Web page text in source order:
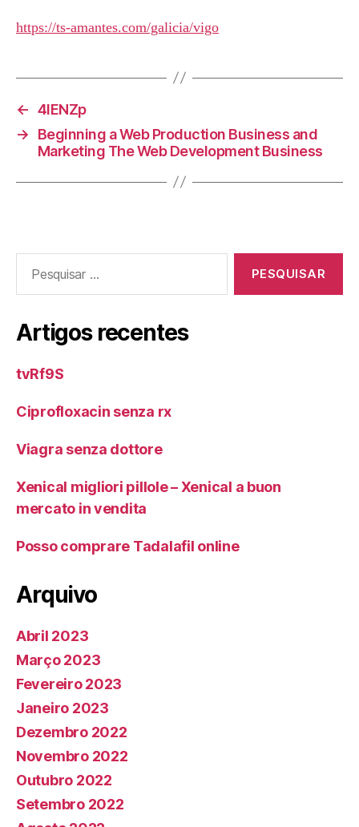
https://ts-amantes.com/galicia/vigo
← 4lENZp
→
Beginning a Web Production Business and
Marketing The Web Development Business
por:
Artigos recentes
tvRf9S
Ciprofloxacin senza rx
Viagra senza dottore
Xenical migliori pillole – Xenical a buon
mercato in vendita
Posso comprare Tadalafil online
Arquivo
Abril 2023
Março 2023
Fevereiro 2023
Janeiro 2023
Dezembro 2022
Novembro 2022
Outubro 2022
Setembro 2022